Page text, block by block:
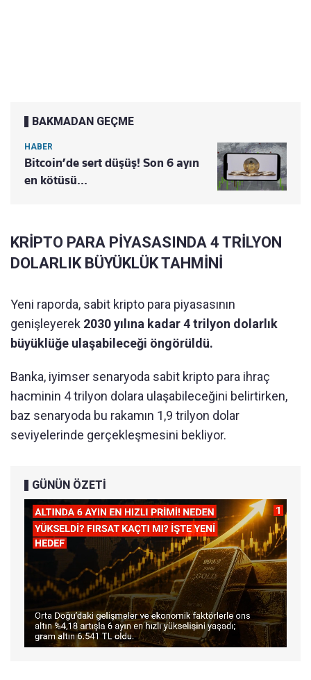
BAKMADAN GEÇME
HABER
Bitcoin’de sert düşüş! Son 6 ayın
en kötüsü...
KRİPTO PARA PİYASASINDA 4 TRİLYON
DOLARLIK BÜYÜKLÜK TAHMİNİ
Yeni raporda, sabit kripto para piyasasının
genişleyerek 2030 yılına kadar 4 trilyon dolarlık
büyüklüğe ulaşabileceği öngörüldü.
Banka, iyimser senaryoda sabit kripto para ihraç
hacminin 4 trilyon dolara ulaşabileceğini belirtirken,
baz senaryoda bu rakamın 1,9 trilyon dolar
seviyelerinde gerçekleşmesini bekliyor.
GÜNÜN ÖZETİ